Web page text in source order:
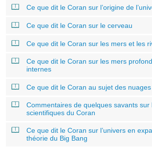
Ce que dit le Coran sur l’origine de
Ce que dit le Coran sur le cerveau
Ce que dit le Coran sur les mers et les
Ce que dit le Coran sur les mers
internes
Ce que dit le Coran au sujet des nuages
Commentaires de quelques savants sur
scientifiques du Coran
Ce que dit le Coran sur l’univers en
théorie du Big Bang